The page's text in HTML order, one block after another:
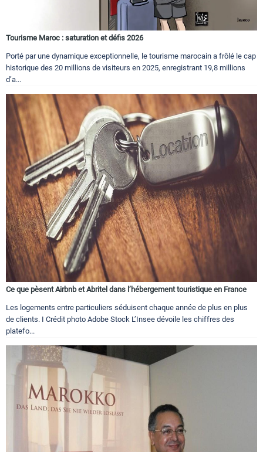
Tourisme Maroc : saturation et défis 2026
Porté par une dynamique exceptionnelle, le tourisme marocain a frôlé le cap
historique des 20 millions de visiteurs en 2025, enregistrant 19,8 millions
d’a...
Ce que pèsent Airbnb et Abritel dans l’hébergement touristique en France
Les logements entre particuliers séduisent chaque année de plus en plus
de clients. I Crédit photo Adobe Stock L’Insee dévoile les chiffres des
platefo...